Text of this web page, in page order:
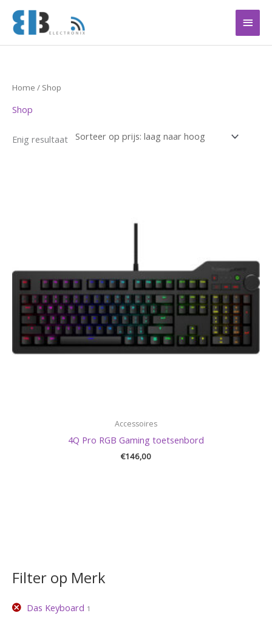
naar
inhoud
Filter op Merk
Das Keyboard 1
Home / Shop
Shop
Enig resultaat
Accessoires
4Q Pro RGB Gaming toetsenbord
€146,00